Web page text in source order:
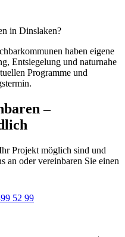
in Dinslaken?
haben eigene
Entsiegelung und naturnahe
Programme und
–
Projekt möglich sind und
an oder vereinbaren Sie einen
52 99